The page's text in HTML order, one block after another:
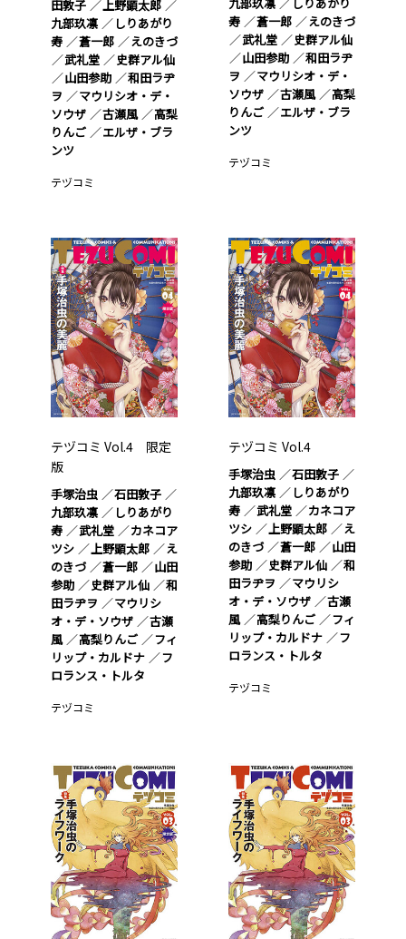
田敦子
上野顕太郎
九部玖凛
しりあがり
寿
蒼一郎
えのきづ
武礼堂
史群アル仙
山田参助
和田ラヂ
ヲ
マウリシオ・デ・
ソウザ
古瀬風
高梨
りんご
エルザ・ブラ
ンツ
テヅコミ
寿
蒼一郎
えのきづ
武礼堂
史群アル仙
山田参助
和田ラヂ
ヲ
マウリシオ・デ・
ソウザ
古瀬風
高梨
りんご
エルザ・ブラ
ンツ
テヅコミ
テヅコミ Vol.4 限定
版
手塚治虫
石田敦子
九部玖凛
しりあがり
寿
武礼堂
カネコア
ツシ
上野顕太郎
え
のきづ
蒼一郎
山田
参助
史群アル仙
和
田ラヂヲ
マウリシ
オ・デ・ソウザ
古瀬
風
高梨りんご
フィ
リップ・カルドナ
フ
ロランス・トルタ
テヅコミ
テヅコミ Vol.4
手塚治虫
石田敦子
九部玖凛
しりあがり
寿
武礼堂
カネコア
ツシ
上野顕太郎
え
のきづ
蒼一郎
山田
参助
史群アル仙
和
田ラヂヲ
マウリシ
オ・デ・ソウザ
古瀬
風
高梨りんご
フィ
リップ・カルドナ
フ
ロランス・トルタ
テヅコミ